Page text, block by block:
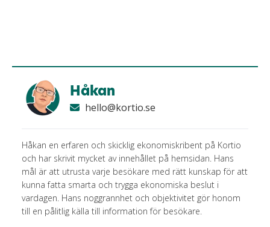
Håkan
hello@kortio.se
Håkan en erfaren och skicklig ekonomiskribent på Kortio
och har skrivit mycket av innehållet på hemsidan. Hans
mål är att utrusta varje besökare med rätt kunskap för att
kunna fatta smarta och trygga ekonomiska beslut i
vardagen. Hans noggrannhet och objektivitet gör honom
till en pålitlig källa till information för besökare.